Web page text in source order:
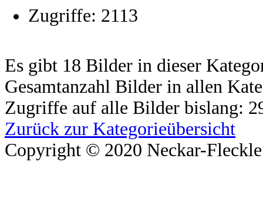
Zugriffe: 2113
Es gibt 18 Bilder in dieser
Gesamtanzahl Bilder in allen
Zugriffe auf alle Bilder bislang:
Zurück zur Kategorieübersicht
Copyright © 2020 Neckar-